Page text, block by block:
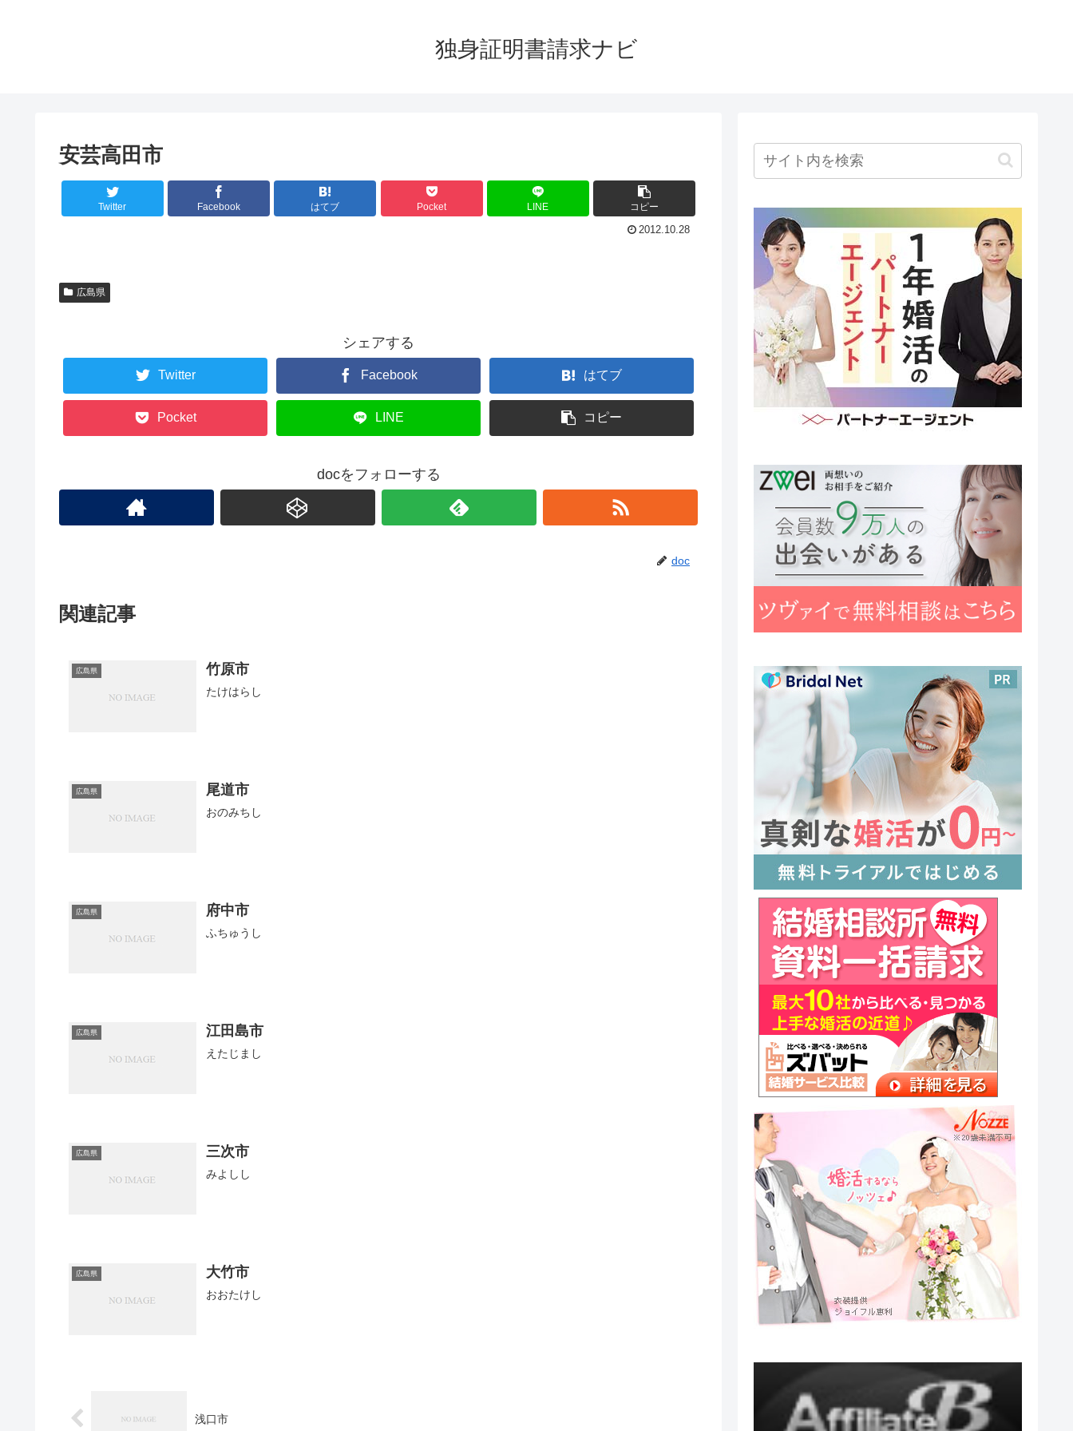
独身証明書請求ナビ
安芸高田市
Twitter Facebook はてブ Pocket LINE コピー
2012.10.28
広島県
シェアする
Twitter Facebook はてブ
Pocket LINE コピー
docをフォローする
doc
関連記事
広島県 竹原市
たけはらし
広島県 尾道市
おのみちし
広島県 府中市
ふちゅうし
広島県 江田島市
えたじまし
広島県 三次市
みよしし
広島県 大竹市
おおたけし
浅口市